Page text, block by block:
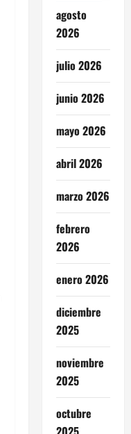
agosto
2026
julio 2026
junio 2026
mayo 2026
abril 2026
marzo 2026
febrero
2026
enero 2026
diciembre
2025
noviembre
2025
octubre